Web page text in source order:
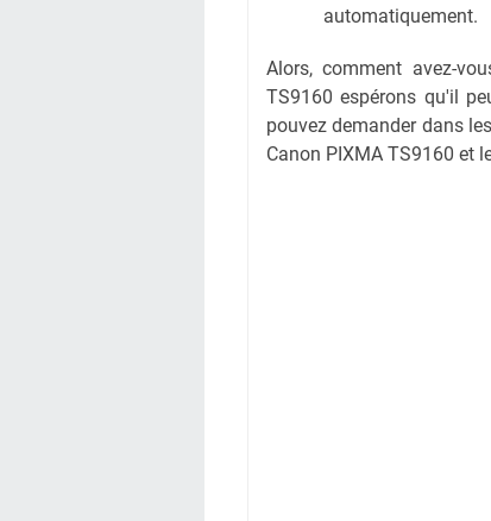
automatiquement.
Alors, comment avez-
TS9160 espérons qu'il
pouvez demander dans
Canon PIXMA TS9160 et